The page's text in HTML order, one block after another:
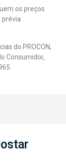
os preços
prévia
do PROCON,
Consumidor,